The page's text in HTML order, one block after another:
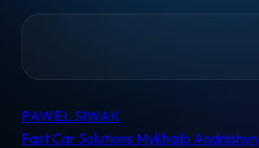
Nawigacja
PAWEŁ SIWAK
Fast Car Solutions Mykhailo Andriishyn